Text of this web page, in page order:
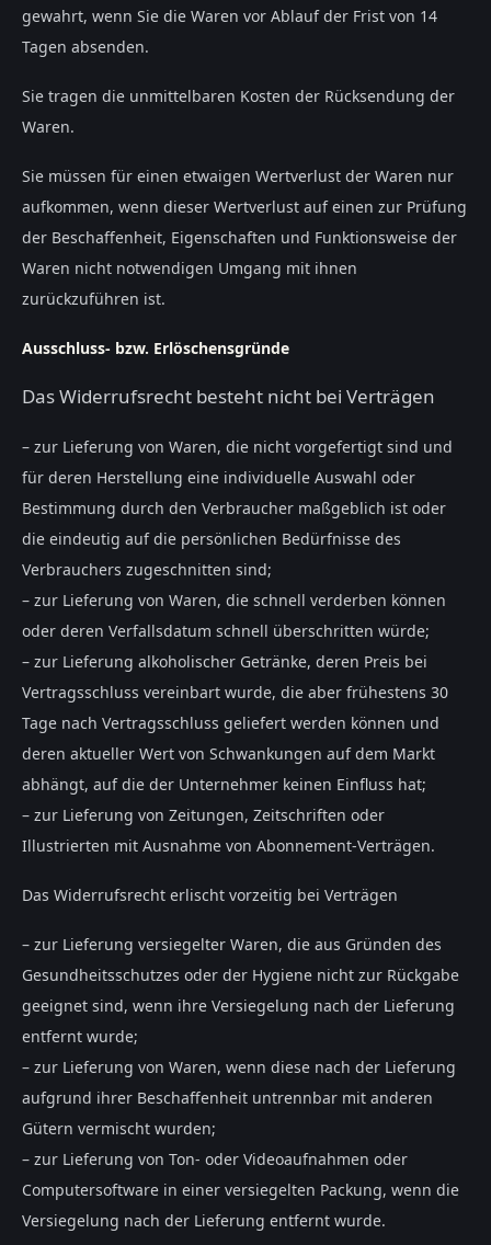
gewahrt, wenn Sie die Waren vor Ablauf der Frist von 14
Tagen absenden.
Sie tragen die unmittelbaren Kosten der Rücksendung der
Waren.
Sie müssen für einen etwaigen Wertverlust der Waren nur
aufkommen, wenn dieser Wertverlust auf einen zur Prüfung
der Beschaffenheit, Eigenschaften und Funktionsweise der
Waren nicht notwendigen Umgang mit ihnen
zurückzuführen ist.
Ausschluss- bzw. Erlöschensgründe
Das Widerrufsrecht besteht nicht bei Verträgen
– zur Lieferung von Waren, die nicht vorgefertigt sind und
für deren Herstellung eine individuelle Auswahl oder
Bestimmung durch den Verbraucher maßgeblich ist oder
die eindeutig auf die persönlichen Bedürfnisse des
Verbrauchers zugeschnitten sind;
– zur Lieferung von Waren, die schnell verderben können
oder deren Verfallsdatum schnell überschritten würde;
– zur Lieferung alkoholischer Getränke, deren Preis bei
Vertragsschluss vereinbart wurde, die aber frühestens 30
Tage nach Vertragsschluss geliefert werden können und
deren aktueller Wert von Schwankungen auf dem Markt
abhängt, auf die der Unternehmer keinen Einfluss hat;
– zur Lieferung von Zeitungen, Zeitschriften oder
Illustrierten mit Ausnahme von Abonnement-Verträgen.
Das Widerrufsrecht erlischt vorzeitig bei Verträgen
– zur Lieferung versiegelter Waren, die aus Gründen des
Gesundheitsschutzes oder der Hygiene nicht zur Rückgabe
geeignet sind, wenn ihre Versiegelung nach der Lieferung
entfernt wurde;
– zur Lieferung von Waren, wenn diese nach der Lieferung
aufgrund ihrer Beschaffenheit untrennbar mit anderen
Gütern vermischt wurden;
– zur Lieferung von Ton- oder Videoaufnahmen oder
Computersoftware in einer versiegelten Packung, wenn die
Versiegelung nach der Lieferung entfernt wurde.